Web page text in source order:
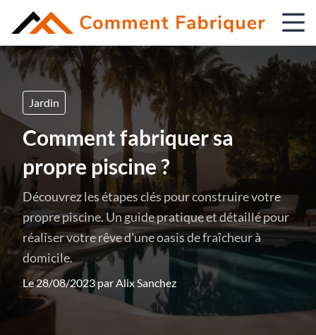
Jardin
Comment fabriquer sa
propre piscine ?
Découvrez les étapes clés pour construire votre
propre piscine. Un guide pratique et détaillé pour
réaliser votre rêve d'une oasis de fraîcheur à
domicile.
Le 28/08/2023 parAlix Sanchez